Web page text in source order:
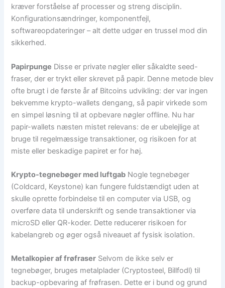
kræver forståelse af processer og streng disciplin.
Konfigurationsændringer, komponentfejl,
softwareopdateringer – alt dette udgør en trussel mod din
sikkerhed.
Papirpunge Disse er private nøgler eller såkaldte seed-
fraser, der er trykt eller skrevet på papir. Denne metode blev
ofte brugt i de første år af Bitcoins udvikling: der var ingen
bekvemme krypto-wallets dengang, så papir virkede som
en simpel løsning til at opbevare nøgler offline. Nu har
papir-wallets næsten mistet relevans: de er ubelejlige at
bruge til regelmæssige transaktioner, og risikoen for at
miste eller beskadige papiret er for høj.
Krypto-tegnebøger med luftgab Nogle tegnebøger
(Coldcard, Keystone) kan fungere fuldstændigt uden at
skulle oprette forbindelse til en computer via USB, og
overføre data til underskrift og sende transaktioner via
microSD eller QR-koder. Dette reducerer risikoen for
kabelangreb og øger også niveauet af fysisk isolation.
Metalkopier af frøfraser Selvom de ikke selv er
tegnebøger, bruges metalplader (Cryptosteel, Billfodl) til
backup-opbevaring af frøfrasen. Dette er i bund og grund